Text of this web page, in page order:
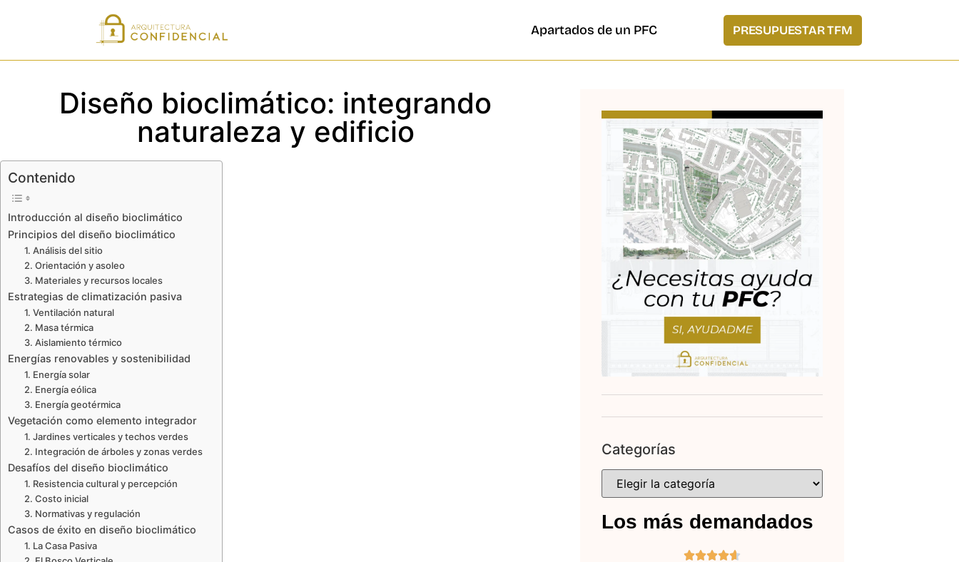
Apartados de un PFC PRESUPUESTAR TFM
Diseño bioclimático: integrando
naturaleza y edificio
Contenido
Introducción al diseño bioclimático
Principios del diseño bioclimático
1. Análisis del sitio
2. Orientación y asoleo
3. Materiales y recursos locales
Estrategias de climatización pasiva
1. Ventilación natural
2. Masa térmica
3. Aislamiento térmico
Energías renovables y sostenibilidad
1. Energía solar
2. Energía eólica
3. Energía geotérmica
Vegetación como elemento integrador
1. Jardines verticales y techos verdes
2. Integración de árboles y zonas verdes
Desafíos del diseño bioclimático
1. Resistencia cultural y percepción
2. Costo inicial
3. Normativas y regulación
Casos de éxito en diseño bioclimático
1. La Casa Pasiva
Categorías
Los más demandados
